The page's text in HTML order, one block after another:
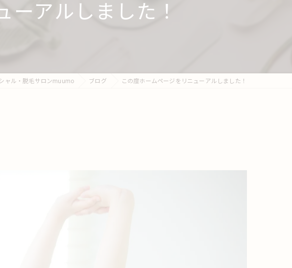
毛穴
ーアルしました！
ャル・脱毛サロンmuumo ブログ この度ホームページをリニューアルしました！